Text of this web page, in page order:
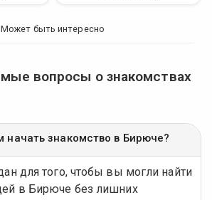
Может быть интересно
вопросы о знакомствах
начать знакомство в Бирюче?
для того, чтобы вы могли найти
в Бирюче без лишних